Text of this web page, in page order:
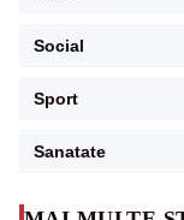
Social
Sport
Sanatate